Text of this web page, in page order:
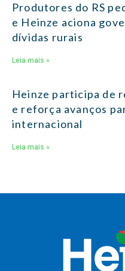
Produtores do RS
e Heinze aciona
dívidas rurais
Leia mais »
Heinze participa de
e reforça avanços
internacional
Leia mais »